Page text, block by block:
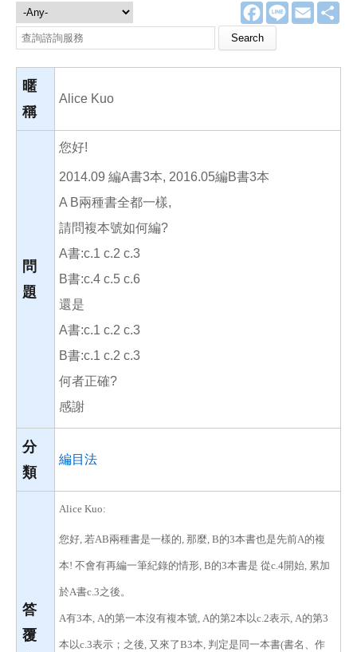
F
a
e
o
L
E
m
諮詢服務
Search this site
暱
稱
Alice Kuo
問
題
您好!
2014.09 編A書3本, 2016.05編B書3本
A B兩種書全都一樣,
請問複本號如何編?
A書:c.1 c.2 c.3
B書:c.4 c.5 c.6
還是
A書:c.1 c.2 c.3
B書:c.1 c.2 c.3
何者正確?
感謝
分
類
編目法
答
覆
Alice Kuo:
您好, 若AB兩種書是一樣的, 那麼, B的3本書也是先前A的複
本! 不會有再編一筆紀錄的情形, B的3本書是 從c.4開始, 累加
於A書c.3之後。
A有3本, A的第一本沒有複本號, A的第2本以c.2表示, A的第3
本以c.3表示；之後, 又來了B3本, 判定是同一本書(書名、作